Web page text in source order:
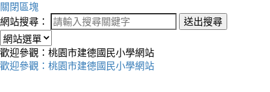
關閉區塊
網站搜尋：
送出搜尋
歡迎參觀：桃園市建德國民小學網站
歡迎參觀：桃園市建德國民小學網站